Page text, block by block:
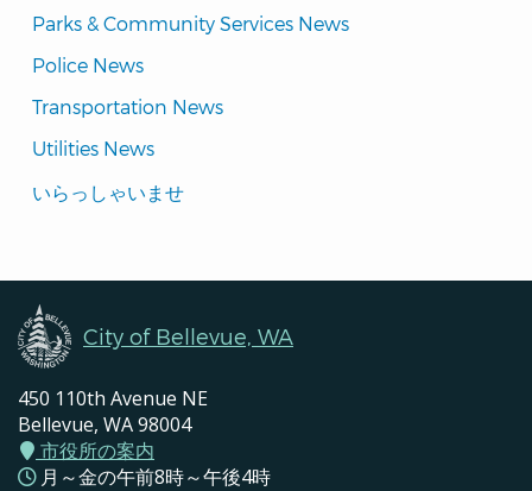
Parks & Community Services News
Police News
Transportation News
Utilities News
Translated
いらっしゃいませ
City of Bellevue, WA
450 110th Avenue NE
Bellevue, WA 98004
市役所の案内
月～金の午前8時～午後4時